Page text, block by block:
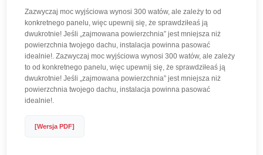
Zazwyczaj moc wyjściowa wynosi 300 watów, ale zależy to od
konkretnego panelu, więc upewnij się, że sprawdziłeaś ją
dwukrotnie! Jeśli „zajmowana powierzchnia” jest mniejsza niż
powierzchnia twojego dachu, instalacja powinna pasować
idealnie!. Zazwyczaj moc wyjściowa wynosi 300 watów, ale zależy
to od konkretnego panelu, więc upewnij się, że sprawdziłeaś ją
dwukrotnie! Jeśli „zajmowana powierzchnia” jest mniejsza niż
powierzchnia twojego dachu, instalacja powinna pasować
idealnie!.
[Wersja PDF]